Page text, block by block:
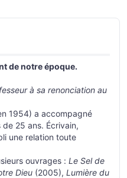
de notre époque.
à sa renonciation au
1954) a accompagné
25 ans. Écrivain,
une relation toute
ouvrages : Le Sel de
Dieu (2005), Lumière du